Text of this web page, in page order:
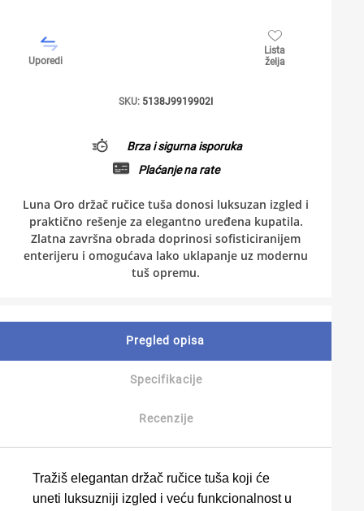
Uporedi
Lista
želja
SKU: 5138J9919902I
Brza i sigurna isporuka
Plaćanje na rate
Luna Oro držač ručice tuša donosi luksuzan izgled i
praktično rešenje za elegantno uređena kupatila.
Zlatna završna obrada doprinosi sofisticiranijem
enterijeru i omogućava lako uklapanje uz modernu
tuš opremu.
Pregled opisa
Specifikacije
Recenzije
Tražiš elegantan držač ručice tuša koji će
uneti luksuzniji izgled i veću funkcionalnost u